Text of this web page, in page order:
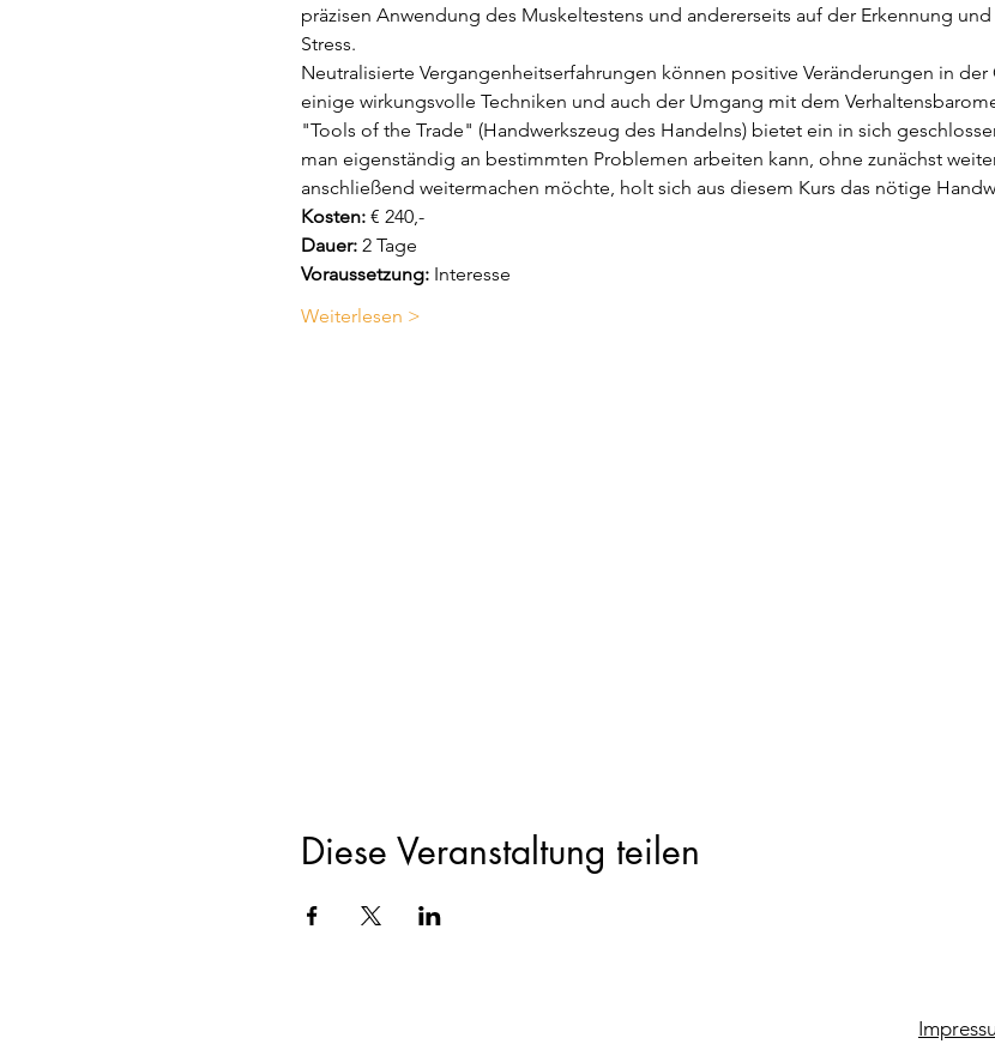
präzisen Anwendung des Muskeltestens und andererseits auf der Erkennung
Stress.
Neutralisierte Vergangenheitserfahrungen können positive Veränderungen in
einige wirkungsvolle Techniken und auch der Umgang mit dem
"Tools of the Trade" (Handwerkszeug des Handelns) bietet ein in sich
man eigenständig an bestimmten Problemen arbeiten kann, ohne zunächst
anschließend weitermachen möchte, holt sich aus diesem Kurs das nötige
Kosten: € 240,-
Dauer: 2 Tage
Voraussetzung: Interesse
Weiterlesen >
Diese Veranstaltung teilen